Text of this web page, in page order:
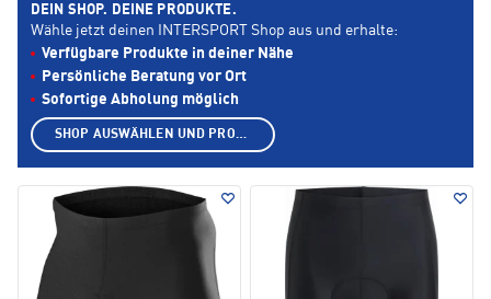
DEIN SHOP. DEINE PRODUKTE.
Wähle jetzt deinen INTERSPORT Shop aus und erhalte:
Verfügbare Produkte in deiner Nähe
Persönliche Beratung vor Ort
Sofortige Abholung möglich
SHOP AUSWÄHLEN UND PRODUKTE ANZEIGEN